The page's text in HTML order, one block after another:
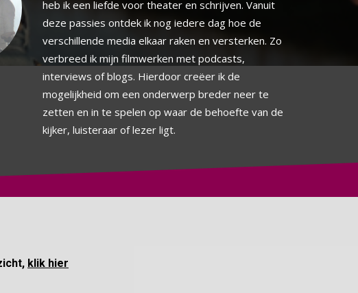
heb ik een liefde voor theater en schrijven. Vanuit
deze passies ontdek ik nog iedere dag hoe de
verschillende media elkaar raken en versterken. Zo
verbreed ik mijn filmwerken met podcasts,
interviews of blogs. Hierdoor creëer ik de
mogelijkheid om een onderwerp breder neer te
zetten en in te spelen op waar de behoefte van de
kijker, luisteraar of lezer ligt.
klik hier